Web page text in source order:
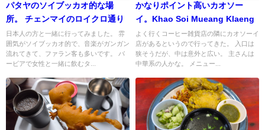
パタヤのソイブッカオ的な場
所。 チェンマイのロイクロ通り
日本人の方と一緒に行ってみました。 雰
囲気がソイブッカオ的で、音楽がガンガン
流れてきて、ファラン客も多いです。 バ
ービアで女性と一緒に飲むタ...
かなりポイント高いカオソー
イ。Khao Soi Mueang Klaeng
よく行くコーヒー雑貨店の隣にカオソーイ
店があるというので行ってきた。 入口は
狭そうだが、中は意外と広い。 主さんは
中華系の人かな。 メニュー...